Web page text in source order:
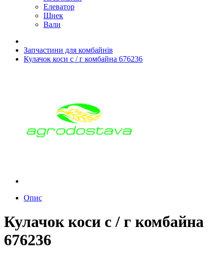
Елеватор
Шнек
Вали
Запчастини для комбайнів
Кулачок коси с / г комбайна 676236
Опис
Кулачок коси с / г комбайна
676236